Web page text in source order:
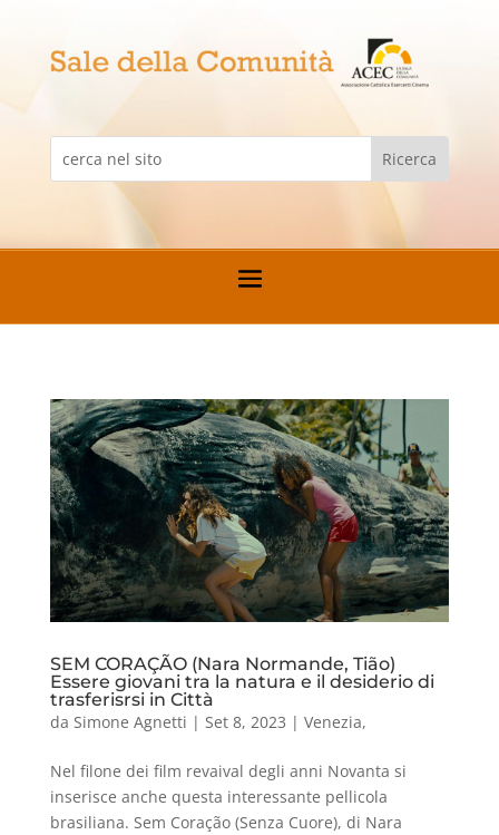
SEM CORAÇÃO (Nara Normande, Tião)
Essere giovani tra la natura e il desiderio di
trasferisrsi in Città
da Simone Agnetti | Set 8, 2023 | Venezia,
Nel filone dei film revaival degli anni Novanta si
inserisce anche questa interessante pellicola
brasiliana. Sem Coração (Senza Cuore), di Nara